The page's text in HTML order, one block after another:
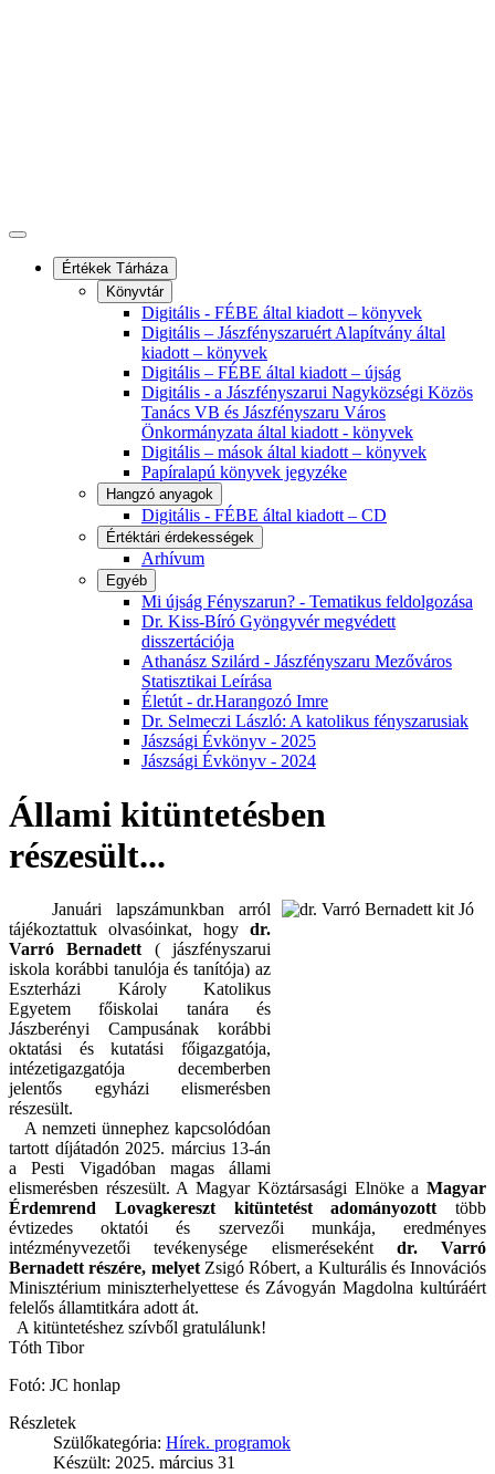
Értékek Tárháza
Könyvtár
Digitális - FÉBE által kiadott – könyvek
Digitális – Jászfényszaruért Alapítvány által
kiadott – könyvek
Digitális – FÉBE által kiadott – újság
Digitális - a Jászfényszarui Nagyközségi Közös
Tanács VB és Jászfényszaru Város
Önkormányzata által kiadott - könyvek
Digitális – mások által kiadott – könyvek
Papíralapú könyvek jegyzéke
Hangzó anyagok
Digitális - FÉBE által kiadott – CD
Értéktári érdekességek
Arhívum
Egyéb
Mi újság Fényszarun? - Tematikus feldolgozása
Dr. Kiss-Bíró Gyöngyvér megvédett
disszertációja
Athanász Szilárd - Jászfényszaru Mezőváros
Statisztikai Leírása
Életút - dr.Harangozó Imre
Dr. Selmeczi László: A katolikus fényszarusiak
Jászsági Évkönyv - 2025
Jászsági Évkönyv - 2024
Állami kitüntetésben
részesült...
Januári lapszámunkban arról
tájékoztattuk olvasóinkat, hogy dr.
Varró Bernadett ( jászfényszarui
iskola korábbi tanulója és tanítója) az
Eszterházi Károly Katolikus
Egyetem főiskolai tanára és
Jászberényi Campusának korábbi
oktatási és kutatási főigazgatója,
intézetigazgatója decemberben
jelentős egyházi elismerésben
részesült.
A nemzeti ünnephez kapcsolódóan
tartott díjátadón 2025. március 13-án
a Pesti Vigadóban magas állami
elismerésben részesült. A Magyar Köztársasági Elnöke a Magyar
Érdemrend Lovagkereszt kitüntetést adományozott több
évtizedes oktatói és szervezői munkája, eredményes
intézményvezetői tevékenysége elismeréseként dr. Varró
Bernadett részére, melyetZsigó Róbert, a Kulturális és Innovációs
Minisztérium miniszterhelyettese és Závogyán Magdolna kultúráért
felelős államtitkára adott át.
A kitüntetéshez szívből gratulálunk!
Tóth Tibor
Fotó: JC honlap
Részletek
Szülőkategória: Hírek. programok
Készült: 2025. március 31